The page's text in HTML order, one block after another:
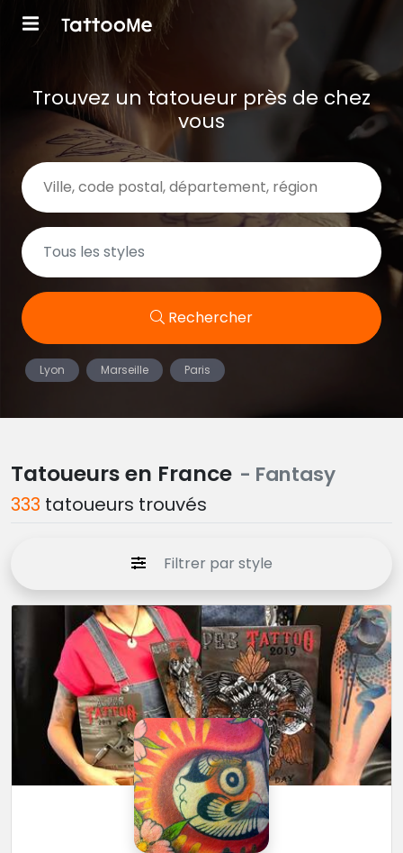
Trouvez un tatoueur près de chez
vous
Rechercher
Lyon Marseille Paris
Tatoueurs en France - Fantasy
333 tatoueurs trouvés
Filtrer par style